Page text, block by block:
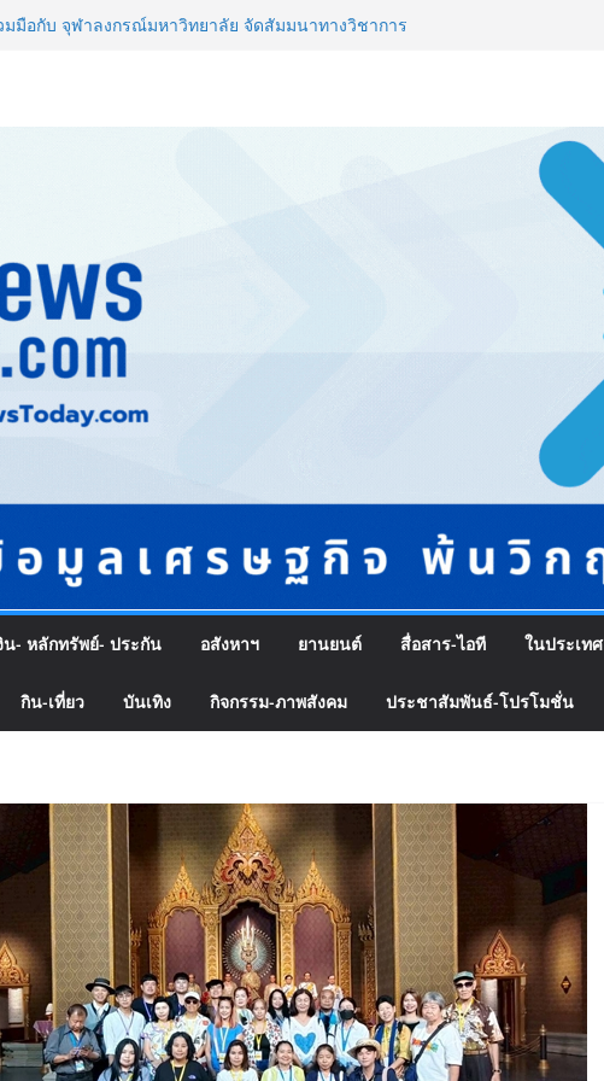
กระดับผลิตภัณฑ์ท้องถิ่นสู่ตลาดเชิงพาณิชย์อย่างยั่งยืน
Thailand 2026เชื่อม 4 งานใหญ่ สร้างโอกาสธุรกิจ
ร
น- หลักทรัพย์- ประกัน อสังหาฯ ยานยนต์ สื่อสาร-ไอที ในประเทศ
กิน-เที่ยว บันเทิง กิจกรรม-ภาพสังคม ประชาสัมพันธ์-โปรโมชั่น